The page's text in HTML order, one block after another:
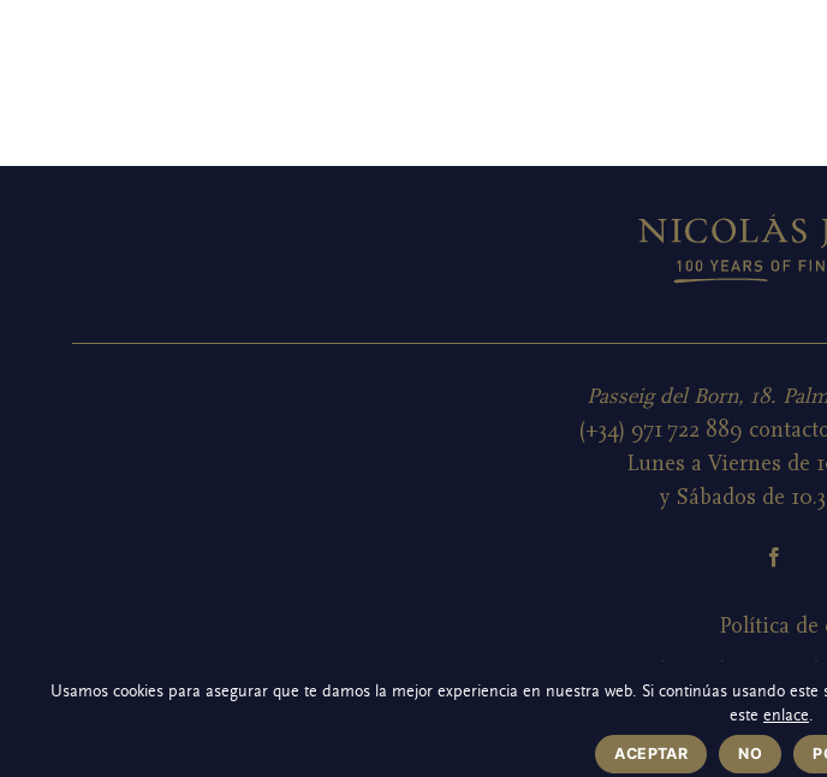
Passeig del Born, 18.
(+34) 971 722 889
Lunes a Viernes de
y Sábados de
Política de
Aviso
Política de
Usamos cookies para asegurar que te damos la mejor experiencia en nuestra web. Si continúas usando
este enlace.
ACEPTAR NO